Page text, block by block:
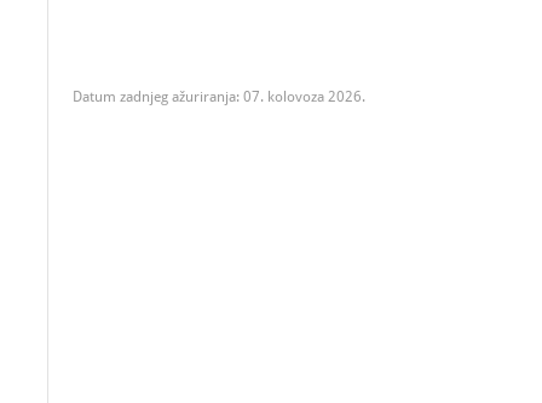
Datum zadnjeg ažuriranja: 07. kolovoza 2026.